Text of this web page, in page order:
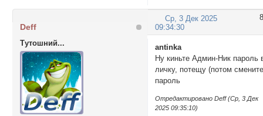
8
Ср, 3 Дек 2025
09:34:30
Deff
Тутошний...
antinka
Ну киньте Админ-Ник пароль
личку, потещу (потом
пароль
Отредактировано Deff (Ср, 3 Дек
2025 09:35:10)